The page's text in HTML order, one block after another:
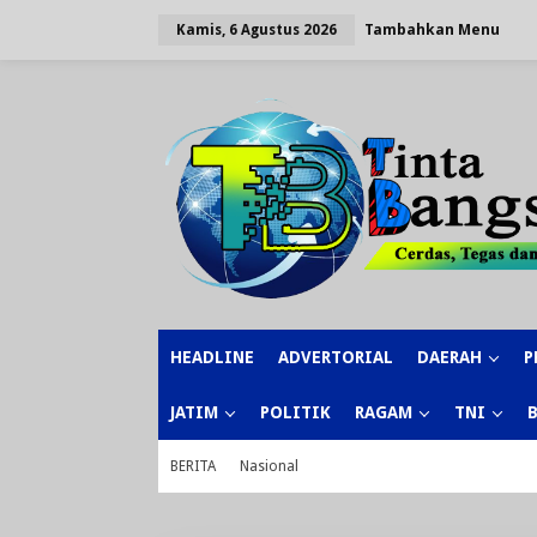
Kamis, 6 Agustus 2026 Tambahkan Menu
HEADLINE ADVERTORIAL DAERAH
JATIM POLITIK RAGAM TNI
BERITA Nasional